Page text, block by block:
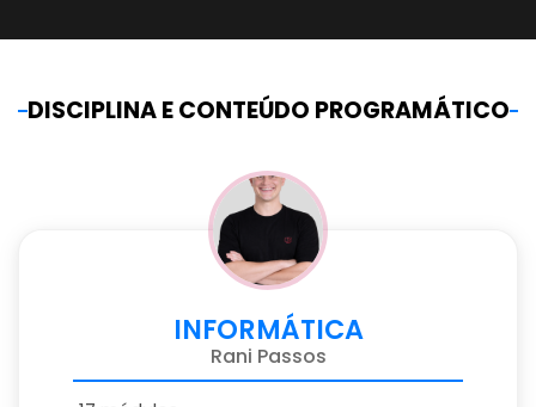
DISCIPLINA E CONTEÚDO PROGRAMÁTICO
INFORMÁTICA
Rani Passos